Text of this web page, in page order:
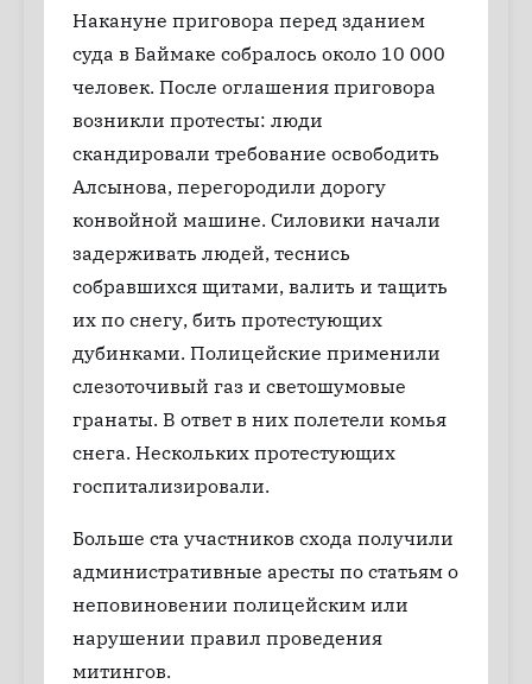
Накануне приговора перед зданием
суда в Баймаке собралось около 10 000
человек. После оглашения приговора
возникли протесты: люди
скандировали требование освободить
Алсынова, перегородили дорогу
конвойной машине. Силовики начали
задерживать людей, теснись
собравшихся щитами, валить и тащить
их по снегу, бить протестующих
дубинками. Полицейские применили
слезоточивый газ и светошумовые
гранаты. В ответ в них полетели комья
снега. Нескольких протестующих
госпитализировали.
Больше ста участников схода получили
административные аресты по статьям о
неповиновении полицейским или
нарушении правил проведения
митингов.